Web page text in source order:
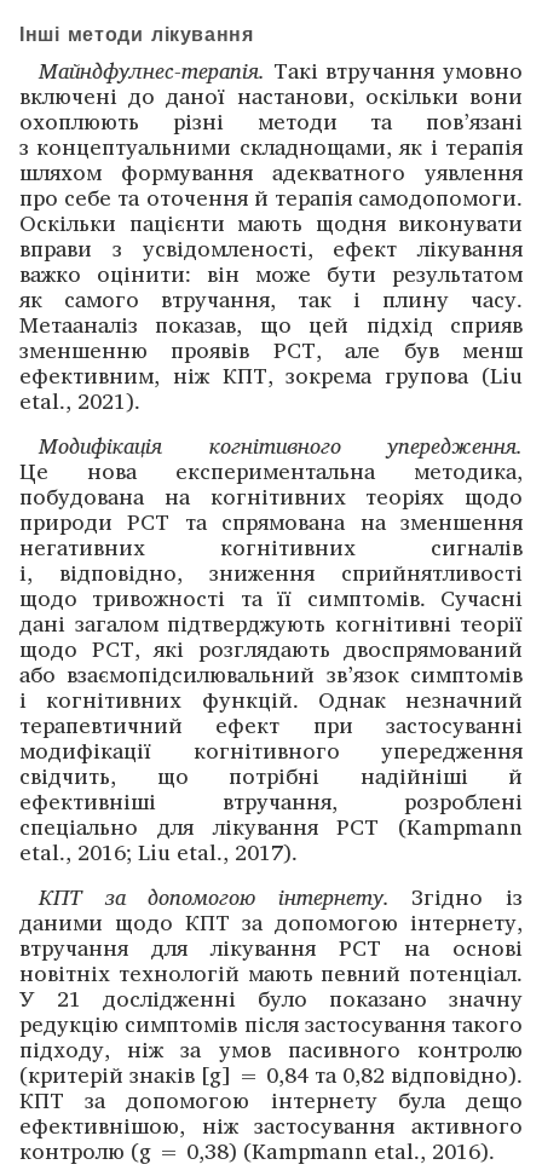
Інші методи лікування
Майндфулнес-терапія. Такі втручання умовно
включені до даної настанови, оскільки вони
охоплюють різні методи та пов’язані
з концептуальними складнощами, як і терапія
шляхом формування адекватного уявлення
про себе та оточення й терапія самодопомоги.
Оскільки пацієнти мають щодня виконувати
вправи з усвідомленості, ефект лікування
важко оцінити: він може бути результатом
як самого втручання, так і плину часу.
Метааналіз показав, що цей підхід сприяв
зменшенню проявів РСТ, але був менш
ефективним, ніж КПТ, зокрема групова (Liu
etal., 2021).
Модифікація когнітивного упере­дження.
Це нова експериментальна методика,
побудована на когнітивних тео­ріях щодо
природи РСТ та спрямована на зменшення
негативних когнітивних сигналів
і, відповідно, зниження сприйнятливості
щодо тривожності та її симптомів. Сучасні
дані загалом підтвер­джують когнітивні теорії
щодо РСТ, які розглядають двоспрямований
або взаємопідсилювальний зв’язок симптомів
і когнітивних функцій. Однак незнач­ний
терапевтичний ефект при застосуванні
модифікації когнітивного упере­дження
свідчить, що потрібні надійніші й
ефективніші втручання, розроблені
спеціально для лікування РСТ (Kampmann
etal., 2016; Liu etal., 2017).
КПТ за допомогою інтернету. Згідно із
даними щодо КПТ за допомогою інтернету,
втручання для лікування РСТ на основі
новітніх технологій мають певний потенціал.
У 21 дослі­дженні було показано значну
редукцію симптомів після застосування такого
підходу, ніж за умов пасивного контролю
(критерій знаків [g] = 0,84 та 0,82 відповідно).
КПТ за допомогою інтернету була дещо
ефективнішою, ніж застосування активного
контролю (g = 0,38) (Kampmann etal., 2016).